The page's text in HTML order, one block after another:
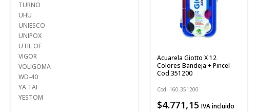
TURNO
UHU
UNIESCO
UNIPOX
UTIL OF
VIGOR
VOLIGOMA
WD-40
YA TAI
YESTOM
Acuarela Giotto X 12
Colores Bandeja + Pincel
Cod.351200
Cod: 160-351200
$4.771,15 IVA incluido